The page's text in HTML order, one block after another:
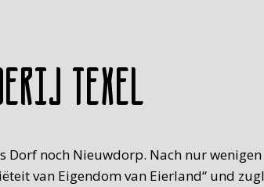
Texel
noch Nieuwdorp. Nach nur
van Eigendom van Eierland“ und